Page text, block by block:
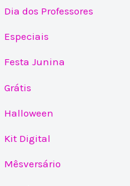
Dia dos Professores
Especiais
Festa Junina
Grátis
Halloween
Kit Digital
Mêsversário